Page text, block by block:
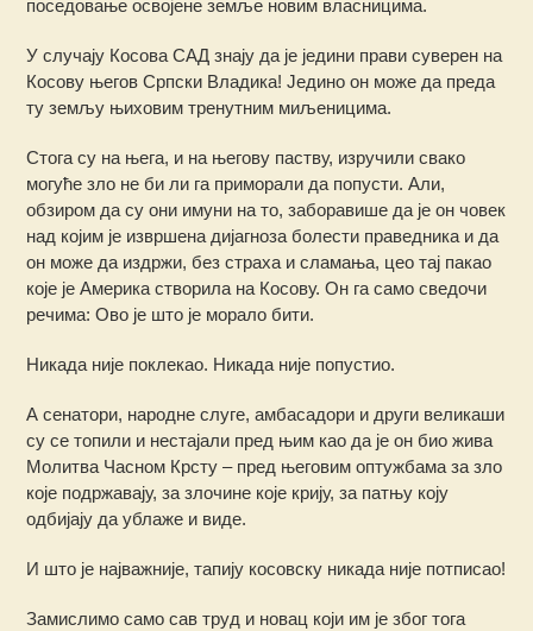
поседовање освојене земље новим власницима.
У случају Косова САД знају да је једини прави суверен на
Косову његов Српски Владика! Једино он може да преда
ту земљу њиховим тренутним миљеницима.
Стога су на њега, и на његову паству, изручили свако
могуће зло не би ли га приморали да попусти. Али,
обзиром да су они имуни на то, заборавише да је он човек
над којим је извршена дијагноза болести праведника и да
он може да издржи, без страха и сламања, цео тај пакао
које је Америка створила на Косову. Он га само сведочи
речима: Ово је што је морало бити.
Никада није поклекао. Никада није попустио.
А сенатори, народне слуге, амбасадори и други великаши
су се топили и нестајали пред њим као да је он био жива
Молитва Часном Крсту – пред његовим оптужбама за зло
које подржавају, за злочине које крију, за патњу коју
одбијају да ублаже и виде.
И што је најважније, тапију косовску никада није потписао!
Замислимо само сав труд и новац који им је због тога